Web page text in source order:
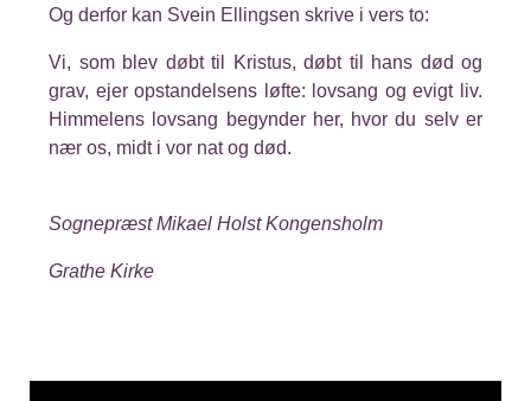
Og derfor kan Svein Ellingsen skrive i vers to:
Vi, som blev døbt til Kristus, døbt til hans død og
grav, ejer opstandelsens løfte: lovsang og evigt liv.
Himmelens lovsang begynder her, hvor du selv er
nær os, midt i vor nat og død.
Sognepræst Mikael Holst Kongensholm
Grathe Kirke